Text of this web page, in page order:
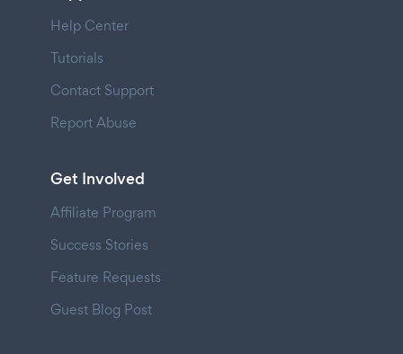
Help Center
Tutorials
Contact Support
Report Abuse
Get Involved
Affiliate Program
Success Stories
Feature Requests
Guest Blog Post